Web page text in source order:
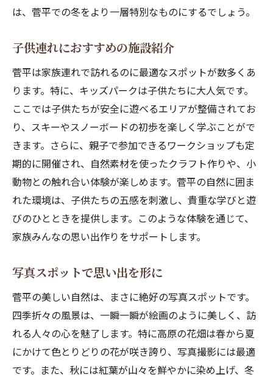
は、菅平での冬をより一層特別なものにするでしょう。
子供連れにおすすめの施設紹介
菅平は家族連れで訪れるのに最適なスポットが数多くあ
ります。特に、キッズパークは子供たちに大人気です。
ここでは子供たちが安全に遊べるエリアが整備されてお
り、スキーやスノーボードの初歩を楽しく学ぶことがで
きます。さらに、親子で参加できるワークショップも定
期的に開催され、自然素材を使ったクラフト作りや、小
動物との触れ合い体験が楽しめます。菅平の自然に囲ま
れた環境は、子供たちの五感を刺激し、貴重な学びと遊
びのひとときを提供します。このような体験を通じて、
家族みんなの思い出作りをサポートします。
写真スポットで思い出を形に
菅平の美しい自然は、まさに絶好の写真スポットです。
四季折々の風景は、一瞬一瞬が絵画のように美しく、訪
れる人々の心を魅了します。特に高原の花畑は春から夏
にかけて色とりどりの花が咲き誇り、写真撮影には最適
です。また、秋には紅葉が山々を鮮やかに染め上げ、冬